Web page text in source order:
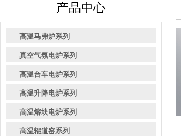
产品中心
高温马弗炉系列
真空气氛电炉系列
高温台车电炉系列
高温升降电炉系列
高温熔块电炉系列
高温辊道窑系列